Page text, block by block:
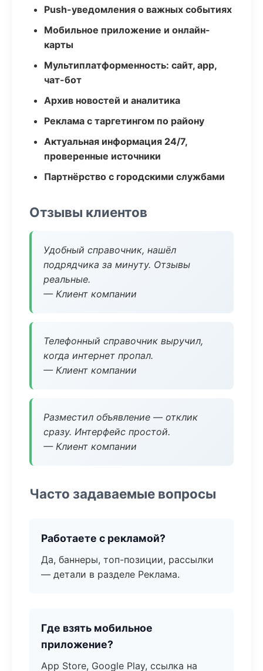
Push-уведомления о важных событиях
Мобильное приложение и онлайн-
карты
Мультиплатформенность: сайт, app,
чат-бот
Архив новостей и аналитика
Реклама с таргетингом по району
Актуальная информация 24/7,
проверенные источники
Партнёрство с городскими службами
Отзывы клиентов
Удобный справочник, нашёл
подрядчика за минуту. Отзывы
реальные.
— Клиент компании
Телефонный справочник выручил,
когда интернет пропал.
— Клиент компании
Разместил объявление — отклик
сразу. Интерфейс простой.
— Клиент компании
Часто задаваемые вопросы
Работаете с рекламой?
Да, баннеры, топ-позиции, рассылки
— детали в разделе Реклама.
Где взять мобильное
приложение?
App Store, Google Play, ссылка на